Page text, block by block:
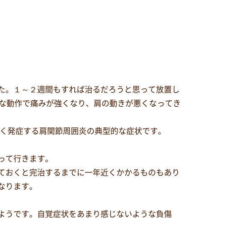
。１～２週間もすれば治るだろうと思って放置し
動作で痛みが強くなり、肩の動きが悪くなってき
症する肩関節周囲炎の典型的な症状です。
行きます。
くと完治するまでに一年近くかかるものもあり
ります。
うです。自覚症状をあまり感じないような負傷